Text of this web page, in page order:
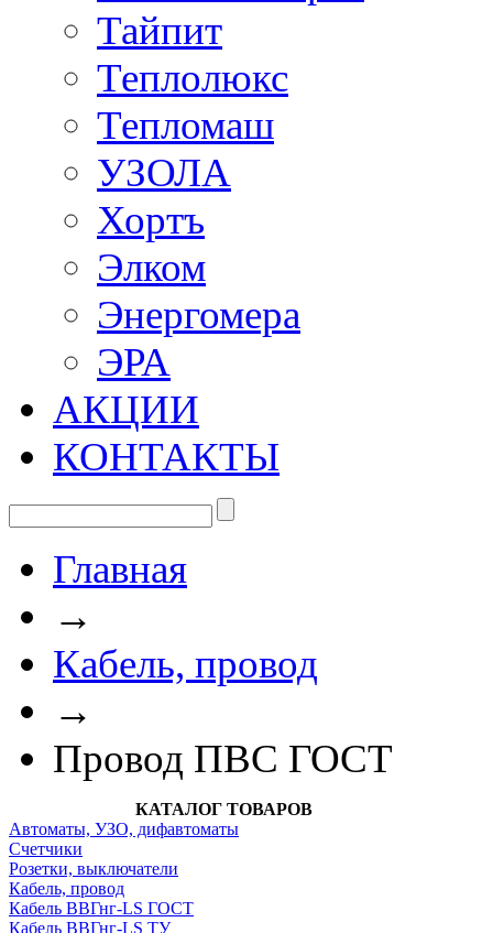
Тайпит
Теплолюкс
Тепломаш
УЗОЛА
Хортъ
Элком
Энергомера
ЭРА
АКЦИИ
КОНТАКТЫ
Главная
→
Кабель, провод
→
Провод ПВС ГОСТ
КАТАЛОГ ТОВАРОВ
Автоматы, УЗО, дифавтоматы
Счетчики
Розетки, выключатели
Кабель, провод
Кабель ВВГнг-LS ГОСТ
Кабель ВВГнг-LS ТУ